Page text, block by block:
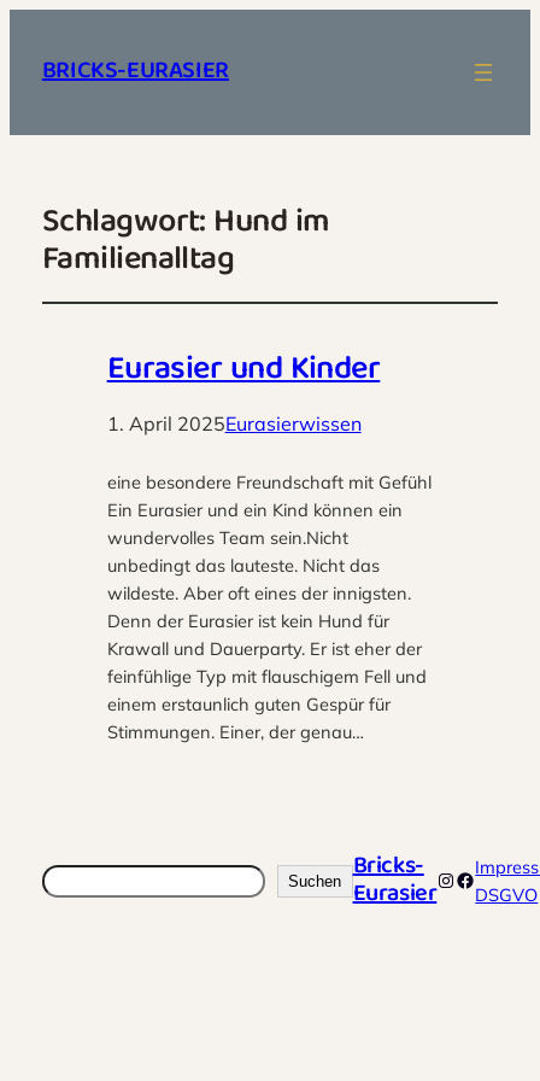
BRICKS-EURASIER
Schlagwort:Hund im
Familienalltag
Eurasier und Kinder
1. April 2025Eurasierwissen
eine besondere Freundschaft mit Gefühl
Ein Eurasier und ein Kind können ein
wundervolles Team sein.Nicht
unbedingt das lauteste. Nicht das
wildeste. Aber oft eines der innigsten.
Denn der Eurasier ist kein Hund für
Krawall und Dauerparty. Er ist eher der
feinfühlige Typ mit flauschigem Fell und
einem erstaunlich guten Gespür für
Stimmungen. Einer, der genau…
Suchen Suchen Bricks-
EurasierInstagram
DSGVO